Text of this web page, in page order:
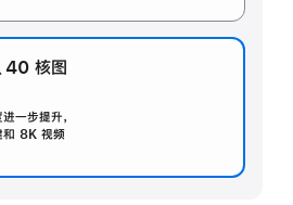
40 核图
一步提升，
和 8K 视频